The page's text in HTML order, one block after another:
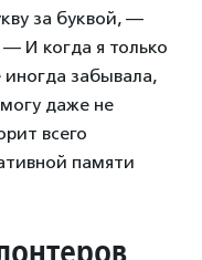
за буквой, —
— И когда я только
иногда забывала,
даже не
всего
памяти